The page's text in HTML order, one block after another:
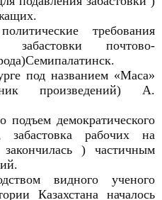
требования
забастовки почтово-
под названием «Маса»
произведений) А.
демократического
забастовка рабочих на
) частичным
видного ученого
Казахстана началось